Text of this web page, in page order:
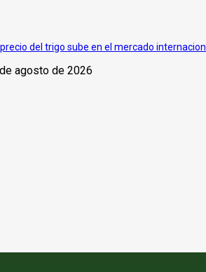
precio del trigo sube en el mercado
agosto de 2026